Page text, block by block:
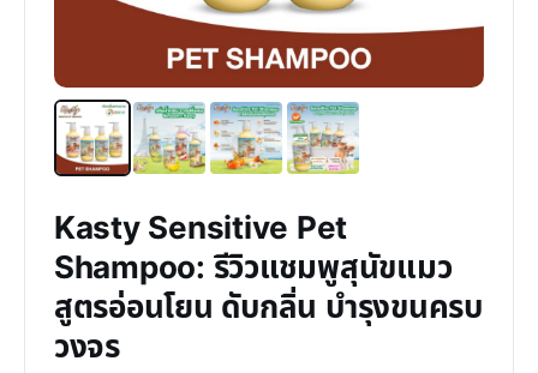
Kasty Sensitive Pet
Shampoo: รีวิวแชมพูสุนัขแมว
สูตรอ่อนโยน ดับกลิ่น บำรุงขนครบ
วงจร